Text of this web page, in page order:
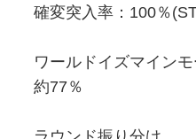
確変突入率：100％
ワールドイズマインモ
約77％